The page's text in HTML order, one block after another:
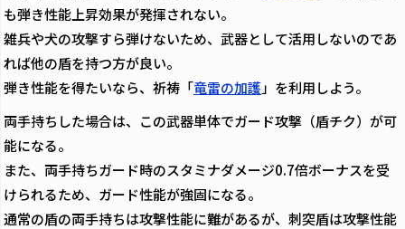
も弾き性能上昇効果が発揮されない。
雑兵や犬の攻撃すら弾けないため、武器として活用しないのであ
れば他の盾を持つ方が良い。
弾き性能を得たいなら、祈祷「竜雷の加護」を利用しよう。
両手持ちした場合は、この武器単体でガード攻撃（盾チク）が可
能になる。
また、両手持ちガード時のスタミナダメージ0.7倍ボーナスを受
けられるため、ガード性能が強固になる。
通常の盾の両手持ちは攻撃性能に難があるが、刺突盾は攻撃性能